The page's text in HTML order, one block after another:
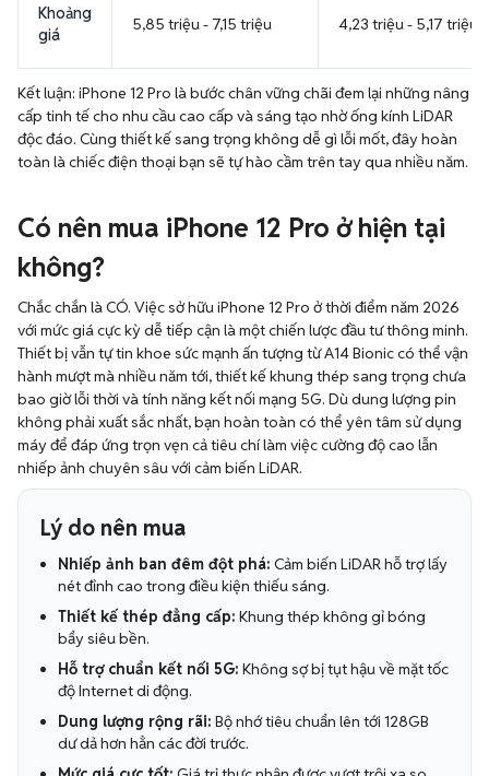
Khoảng
giá
5,85 triệu - 7,15 triệu 4,23 triệu - 5,17 triệu
Kết luận: iPhone 12 Pro là bước chân vững chãi đem lại những nâng
cấp tinh tế cho nhu cầu cao cấp và sáng tạo nhờ ống kính LiDAR
độc đáo. Cùng thiết kế sang trọng không dễ gì lỗi mốt, đây hoàn
toàn là chiếc điện thoại bạn sẽ tự hào cầm trên tay qua nhiều năm.
Có nên mua iPhone 12 Pro ở hiện tại
không?
Chắc chắn là CÓ. Việc sở hữu iPhone 12 Pro ở thời điểm năm 2026
với mức giá cực kỳ dễ tiếp cận là một chiến lược đầu tư thông minh.
Thiết bị vẫn tự tin khoe sức mạnh ấn tượng từ A14 Bionic có thể vận
hành mượt mà nhiều năm tới, thiết kế khung thép sang trọng chưa
bao giờ lỗi thời và tính năng kết nối mạng 5G. Dù dung lượng pin
không phải xuất sắc nhất, bạn hoàn toàn có thể yên tâm sử dụng
máy để đáp ứng trọn vẹn cả tiêu chí làm việc cường độ cao lẫn
nhiếp ảnh chuyên sâu với cảm biến LiDAR.
Lý do nên mua
Nhiếp ảnh ban đêm đột phá: Cảm biến LiDAR hỗ trợ lấy
nét đỉnh cao trong điều kiện thiếu sáng.
Thiết kế thép đẳng cấp: Khung thép không gỉ bóng
bẩy siêu bền.
Hỗ trợ chuẩn kết nối 5G: Không sợ bị tụt hậu về mặt tốc
độ Internet di động.
Dung lượng rộng rãi: Bộ nhớ tiêu chuẩn lên tới 128GB
dư dả hơn hẳn các đời trước.